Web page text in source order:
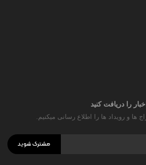
را دریافت کنید
ها و رویداد ها را اطلاع رسانی میکنیم.
مشترک شوید